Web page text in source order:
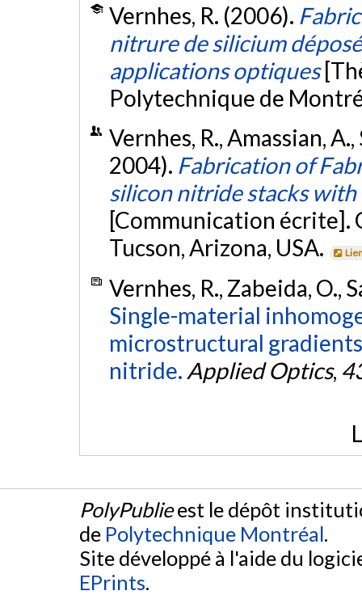
Vernhes, R. (2006).
nitrure de silicium
applications optiques
Polytechnique de
Vernhes, R., Amassian,
2004). Fabrication of
silicon nitride stacks
[Communication écrite].
Tucson, Arizona, USA.
Vernhes, R., Zabeida, O.,
Single-material
microstructural
nitride. Applied Optics,
PolyPublieest le dépôt
de Polytechnique Montréal.
Site développé à l'aide du
EPrints.